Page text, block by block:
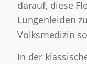
darauf, diese
Lungenleiden
Volksmedizin
In der